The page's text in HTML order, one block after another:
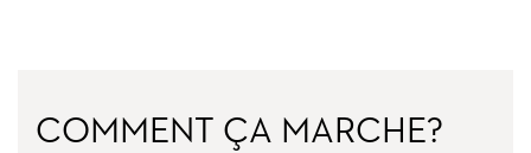
COMMENT ÇA MARCHE?